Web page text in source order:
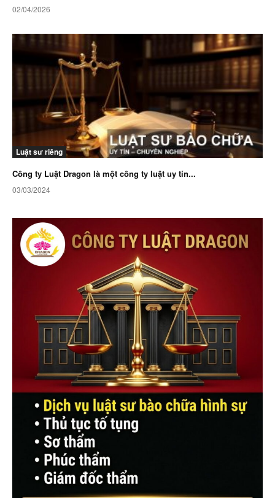
02/04/2026
Luật sư riêng
Công ty Luật Dragon là một công ty luật uy tín...
03/03/2024